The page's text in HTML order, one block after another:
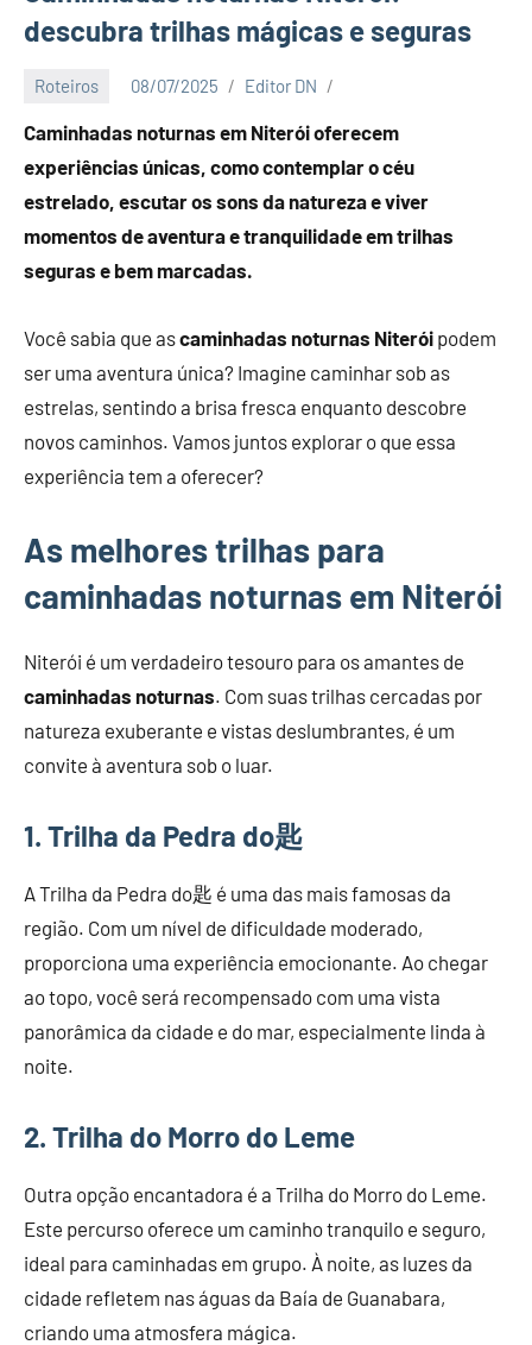
descubra trilhas mágicas e seguras
Roteiros 08/07/2025 Editor DN
Caminhadas noturnas em Niterói oferecem
experiências únicas, como contemplar o céu
estrelado, escutar os sons da natureza e viver
momentos de aventura e tranquilidade em trilhas
seguras e bem marcadas.
Você sabia que ascaminhadas noturnas Niterói podem
ser uma aventura única? Imagine caminhar sob as
estrelas, sentindo a brisa fresca enquanto descobre
novos caminhos. Vamos juntos explorar o que essa
experiência tem a oferecer?
As melhores trilhas para
caminhadas noturnas em Niterói
Niterói é um verdadeiro tesouro para os amantes de
caminhadas noturnas. Com suas trilhas cercadas por
natureza exuberante e vistas deslumbrantes, é um
convite à aventura sob o luar.
1. Trilha da Pedra do匙
A Trilha da Pedra do匙 é uma das mais famosas da
região. Com um nível de dificuldade moderado,
proporciona uma experiência emocionante. Ao chegar
ao topo, você será recompensado com uma vista
panorâmica da cidade e do mar, especialmente linda à
noite.
2. Trilha do Morro do Leme
Outra opção encantadora é a Trilha do Morro do Leme.
Este percurso oferece um caminho tranquilo e seguro,
ideal para caminhadas em grupo. À noite, as luzes da
cidade refletem nas águas da Baía de Guanabara,
criando uma atmosfera mágica.